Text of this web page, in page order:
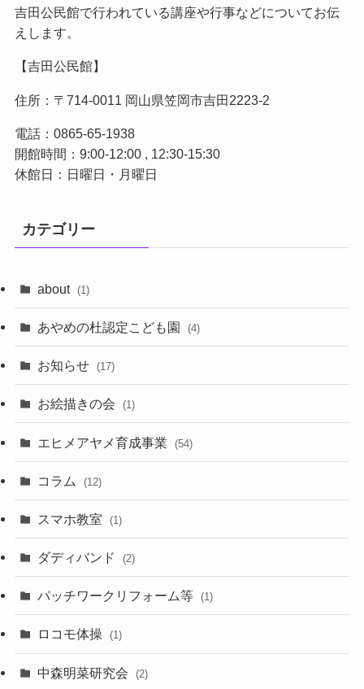
吉田公民館で行われている講座や行事などについてお伝
えします。
【吉田公民館】
住所：〒714-0011 岡山県笠岡市吉田2223-2
電話：0865-65-1938
開館時間：9:00-12:00 , 12:30-15:30
休館日：日曜日・月曜日
カテゴリー
about (1)
あやめの杜認定こども園 (4)
お知らせ (17)
お絵描きの会 (1)
エヒメアヤメ育成事業 (54)
コラム (12)
スマホ教室 (1)
ダディバンド (2)
パッチワークリフォーム等 (1)
ロコモ体操 (1)
中森明菜研究会 (2)